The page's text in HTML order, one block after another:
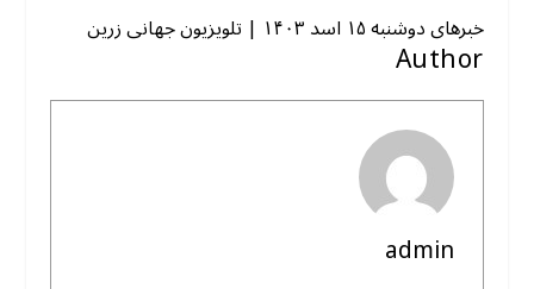
خبرهای دوشنبه ۱۵ اسد ۱۴۰۳ | تلویزیون جهانی زرین
Author
admin